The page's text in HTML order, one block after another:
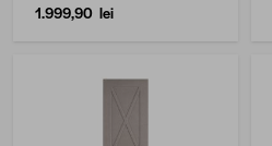
1.999,90 lei